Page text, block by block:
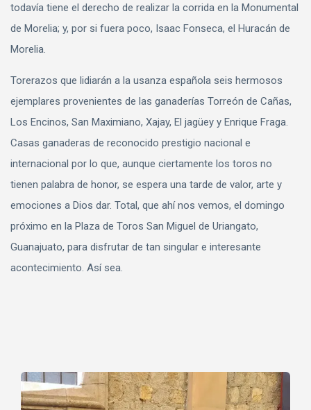
todavía tiene el derecho de realizar la corrida en la Monumental
de Morelia; y, por si fuera poco, Isaac Fonseca, el Huracán de
Morelia.
Torerazos que lidiarán a la usanza española seis hermosos
ejemplares provenientes de las ganaderías Torreón de Cañas,
Los Encinos, San Maximiano, Xajay, El jagüey y Enrique Fraga.
Casas ganaderas de reconocido prestigio nacional e
internacional por lo que, aunque ciertamente los toros no
tienen palabra de honor, se espera una tarde de valor, arte y
emociones a Dios dar. Total, que ahí nos vemos, el domingo
próximo en la Plaza de Toros San Miguel de Uriangato,
Guanajuato, para disfrutar de tan singular e interesante
acontecimiento. Así sea.